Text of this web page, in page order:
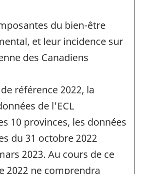
du bien-être
et leur incidence sur
des Canadiens
référence 2022, la
de l'ECL
10 provinces, les données
du 31 octobre 2022
2023. Au cours de ce
2022 ne comprendra